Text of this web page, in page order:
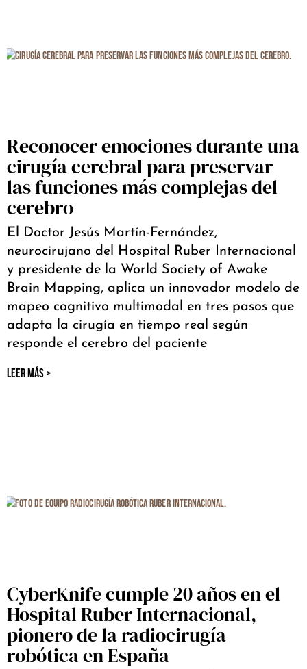
Reconocer emociones durante una
cirugía cerebral para preservar
las funciones más complejas del
cerebro
El Doctor Jesús Martín-Fernández,
neurocirujano del Hospital Ruber Internacional
y presidente de la World Society of Awake
Brain Mapping, aplica un innovador modelo de
mapeo cognitivo multimodal en tres pasos que
adapta la cirugía en tiempo real según
responde el cerebro del paciente
LEER MÁS >
CyberKnife cumple 20 años en el
Hospital Ruber Internacional,
pionero de la radiocirugía
robótica en España